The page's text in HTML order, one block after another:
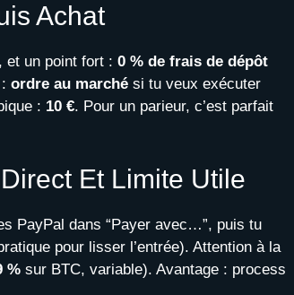
Achat
et un point fort : 0 % de frais de dépôt
ordre au marché si tu veux exécuter
: 10 €. Pour un parieur, c’est parfait
Et Limite Utile
PayPal dans “Payer avec…”, puis tu
pour lisser l’entrée). Attention à la
% sur BTC, variable). Avantage : process